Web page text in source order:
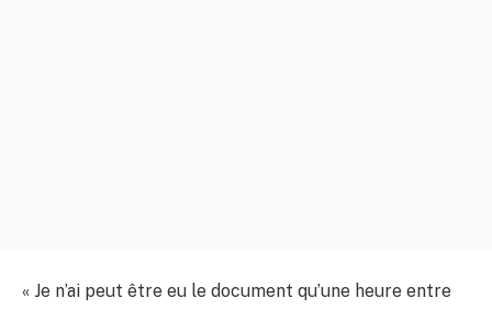
« Je n’ai peut être eu le document qu’une heure entre